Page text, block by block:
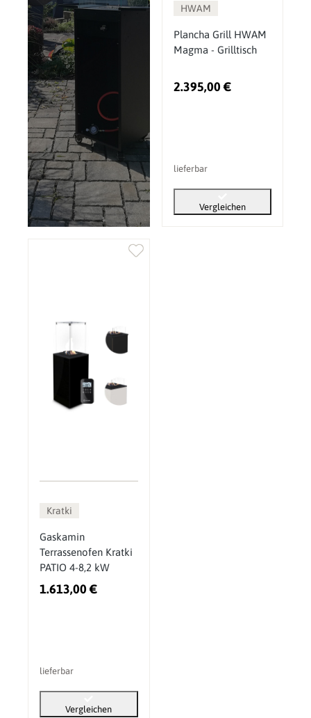
HWAM
Plancha Grill HWAM
Magma - Grilltisch
2.395,00 €
lieferbar
Vergleichen
Kratki
Gaskamin
Terrassenofen Kratki
PATIO 4-8,2 kW
1.613,00 €
lieferbar
Vergleichen